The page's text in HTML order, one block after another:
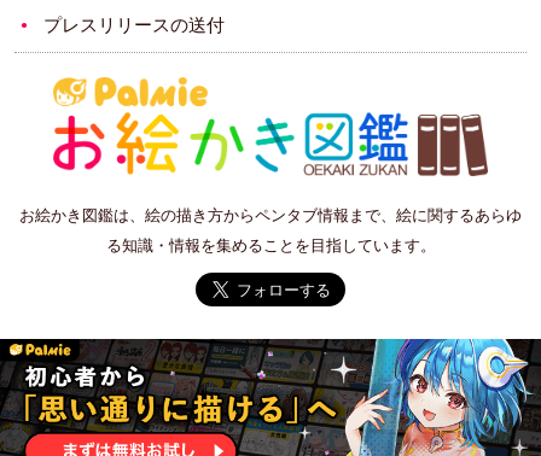
プレスリリースの送付
お絵かき図鑑は、絵の描き方からペンタブ情報まで、絵に関するあらゆ
る知識・情報を集めることを目指しています。